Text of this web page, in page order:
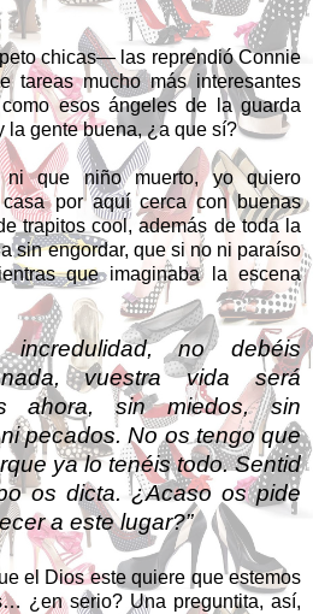
chicas— las reprendió Connie
mucho más interesantes
esos ángeles de la guarda
la gente buena, ¿a que sí?
que niño muerto, yo quiero
por aquí cerca con buenas
trapitos cool, además de toda la
sin engordar, que si no ni paraíso
que imaginaba la escena
incredulidad, no debéis
vuestra vida será
ahora, sin miedos, sin
pecados. No os tengo que
ya lo tenéis todo. Sentid
os dicta. ¿Acaso os pide
a este lugar?”
el Dios este quiere que estemos
¿en serio? Una preguntita, así,